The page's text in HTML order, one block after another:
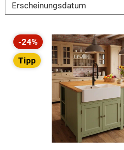
Rabatt
-24%
Tipp